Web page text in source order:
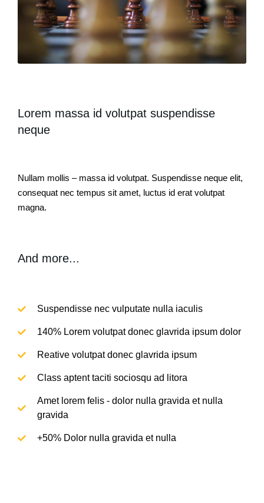
Lorem massa id volutpat suspendisse
neque
Nullam mollis – massa id volutpat. Suspendisse neque elit,
consequat nec tempus sit amet, luctus id erat volutpat
magna.
And more...
Suspendisse nec vulputate nulla iaculis
140% Lorem volutpat donec glavrida ipsum dolor
Reative volutpat donec glavrida ipsum
Class aptent taciti sociosqu ad litora
Amet lorem felis - dolor nulla gravida et nulla
gravida
+50% Dolor nulla gravida et nulla